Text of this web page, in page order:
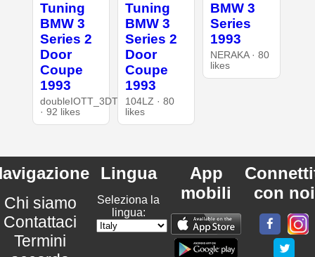
Tuning
BMW 3
Series 2
Door
Coupe
1993
doubleIOTT_3DT
· 92 likes
Tuning
BMW 3
Series 2
Door
Coupe
1993
104LZ · 80
likes
BMW 3
Series
1993
NERAKA · 80
likes
Chi siamo
Contattaci
Termini
Lingua
Seleziona la
lingua:
App
mobili
con noi